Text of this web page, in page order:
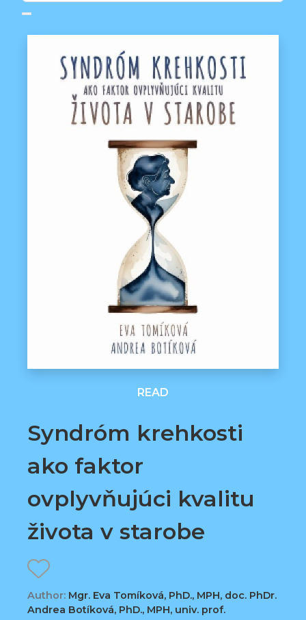
READ
Syndróm krehkosti
ako faktor
ovplyvňujúci kvalitu
života v starobe
Author: Mgr. Eva Tomíková, PhD., MPH, doc. PhDr.
Andrea Botíková, PhD., MPH, univ. prof.